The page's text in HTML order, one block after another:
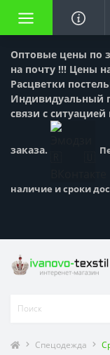
Оптовые цены по
на почту !!! Цены
Расцветки
Индивидуальный
связи с
заказа.
наличие и сроки
Спецодежда